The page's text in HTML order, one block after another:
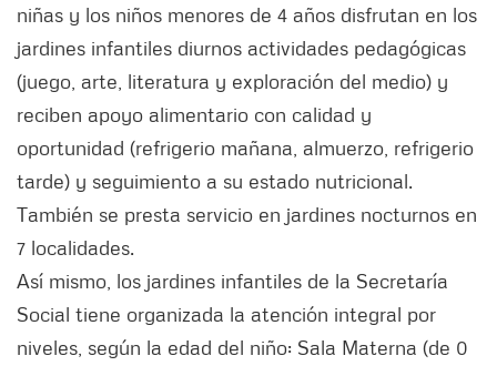
niñas y los niños menores de 4 años disfrutan en los
jardines infantiles diurnos actividades pedagógicas
(juego, arte, literatura y exploración del medio) y
reciben apoyo alimentario con calidad y
oportunidad (refrigerio mañana, almuerzo, refrigerio
tarde) y seguimiento a su estado nutricional.
También se presta servicio en jardines nocturnos en
7 localidades.
Así mismo, los jardines infantiles de la Secretaría
Social tiene organizada la atención integral por
niveles, según la edad del niño: Sala Materna (de 0